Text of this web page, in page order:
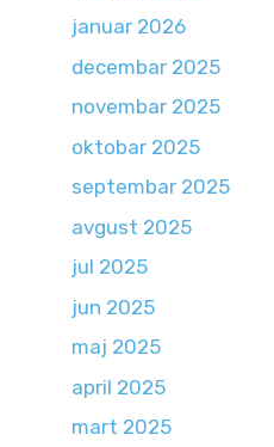
januar 2026
decembar 2025
novembar 2025
oktobar 2025
septembar 2025
avgust 2025
jul 2025
jun 2025
maj 2025
april 2025
mart 2025